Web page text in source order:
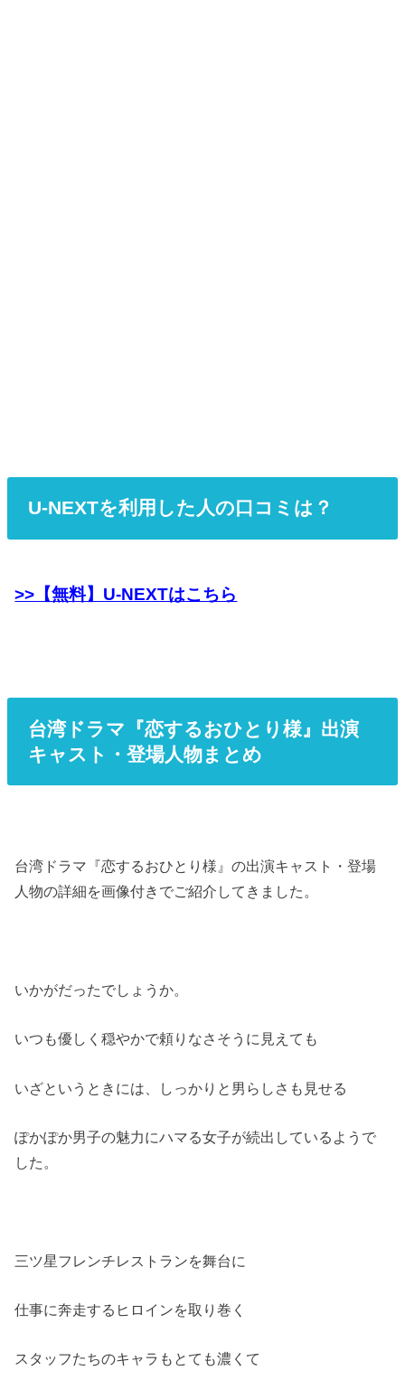
U-NEXTを利用した人の口コミは？
>>【無料】U-NEXTはこちら
台湾ドラマ『恋するおひとり様』出演
キャスト・登場人物まとめ
台湾ドラマ『恋するおひとり様』の出演キャスト・登場
人物の詳細を画像付きでご紹介してきました。
いかがだったでしょうか。
いつも優しく穏やかで頼りなさそうに見えても
いざというときには、しっかりと男らしさも見せる
ぽかぽか男子の魅力にハマる女子が続出しているようで
した。
三ツ星フレンチレストランを舞台に
仕事に奔走するヒロインを取り巻く
スタッフたちのキャラもとても濃くて